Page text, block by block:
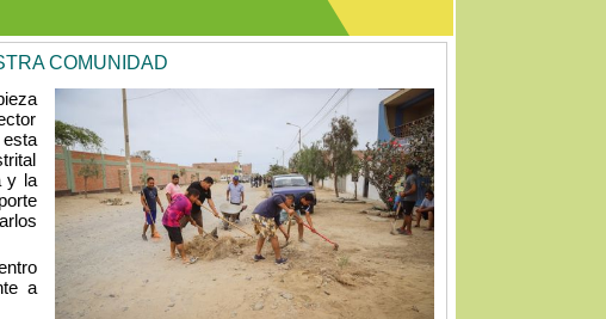
COMUNIDAD
y la
a